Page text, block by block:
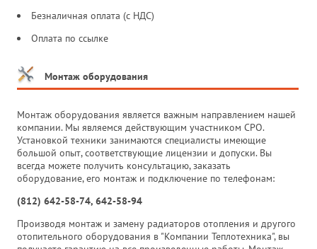
Безналичная оплата (с НДС)
Оплата по ссылке
Монтаж оборудования
Монтаж оборудования является важным направлением нашей
компании. Мы являемся действующим участником СРО.
Установкой техники занимаются специалисты имеющие
большой опыт, соответствующие лицензии и допуски. Вы
всегда можете получить консультацию, заказать
оборудование, его монтаж и подключение по телефонам:
(812) 642-58-74, 642-58-94
Производя монтаж и замену радиаторов отопления и другого
отопительного оборудования в "Компании Теплотехника", вы